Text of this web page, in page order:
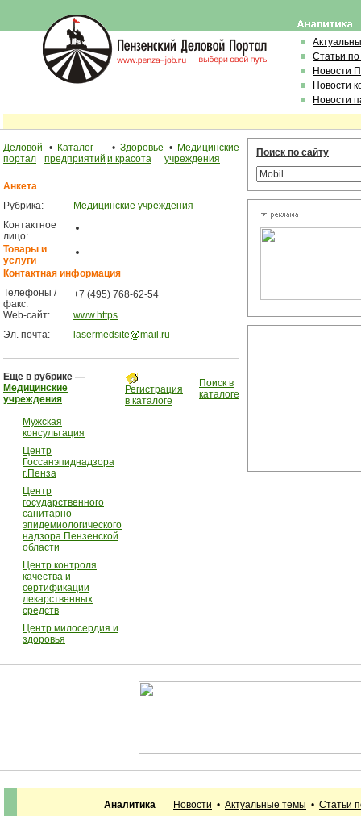
Статьи
Новости
Новости
Новости
Деловой
портал
• Каталог
предприятий
• Здоровье
и красота
• Медицинские
учреждения
Анкета
Рубрика:
Медицинские учреждения
Контактное
лицо:
Товары и
услуги
Контактная информация
Телефоны /
факс:
+7 (495) 768-62-54
Web-сайт:
www.https
Эл. почта:
lasermedsite mail.ru
Еще в рубрике —
Медицинские
учреждения
Мужская
консультация
Центр
Госсанэпиднадзора
г.Пенза
Центр
государственного
санитарно-
эпидемиологического
надзора Пензенской
области
Центр контроля
качества и
сертификации
лекарственных
средств
Центр милосердия и
здоровья
Регистрация
в каталоге
Поиск в
каталоге
Поиск по сайту
Аналитика Новости • Актуальные темы • Статьи